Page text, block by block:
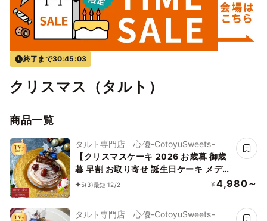
終了まで30:45:03
クリスマス（タルト）
商品一覧
タルト専門店 心優-CotoyuSweets-
【クリスマスケーキ 2026 お歳暮 御歳
暮 早割 お取り寄せ 誕生日ケーキ メディ
ア掲載店】クリスマス限定 50セット 国
5(3)最短 12/2 ¥ 4,980～
タルト専門店 心優-CotoyuSweets-